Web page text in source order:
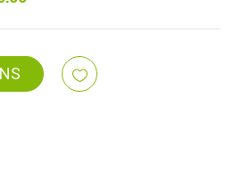
CHF 6.00